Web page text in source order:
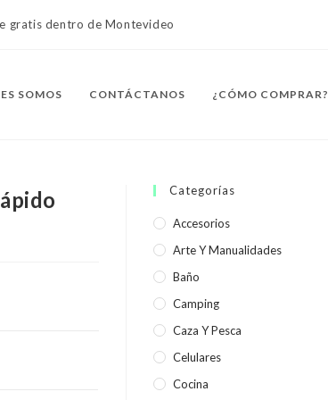
gratis dentro de Montevideo
SOMOS CONTÁCTANOS ¿CÓMO COMPRAR?
Categorías
Accesorios
Arte Y Manualidades
Baño
Camping
Caza Y Pesca
Celulares
Cocina